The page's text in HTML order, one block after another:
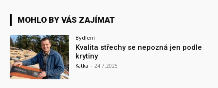
MOHLO BY VÁS ZAJÍMAT
Bydlení
Kvalita střechy se nepozná jen podle
krytiny
Katka - 24.7.2026